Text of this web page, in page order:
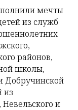
мечты
из служб
районов,
школы,
Добручинской
из
и